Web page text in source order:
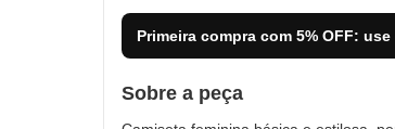
Primeira compra com 5% OFF: use
Sobre a peça